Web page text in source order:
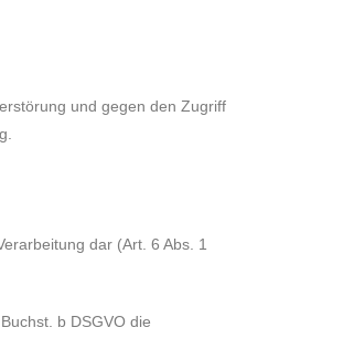
und gegen den Zugriff
dar (Art. 6 Abs. 1
b DSGVO die